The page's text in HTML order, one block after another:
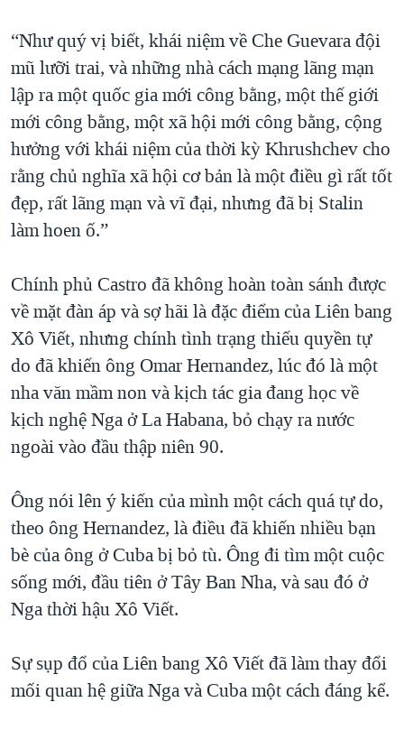
“Như quý vị biết, khái niệm về Che Guevara đội
mũ lưỡi trai, và những nhà cách mạng lãng mạn
lập ra một quốc gia mới công bằng, một thế giới
mới công bằng, một xã hội mới công bằng, cộng
hưởng với khái niệm của thời kỳ Khrushchev cho
rằng chủ nghĩa xã hội cơ bản là một điều gì rất tốt
đẹp, rất lãng mạn và vĩ đại, nhưng đã bị Stalin
làm hoen ố.”
Chính phủ Castro đã không hoàn toàn sánh được
về mặt đàn áp và sợ hãi là đặc điểm của Liên bang
Xô Viết, nhưng chính tình trạng thiếu quyền tự
do đã khiến ông Omar Hernandez, lúc đó là một
nha văn mầm non và kịch tác gia đang học về
kịch nghệ Nga ở La Habana, bỏ chạy ra nước
ngoài vào đầu thập niên 90.
Ông nói lên ý kiến của mình một cách quá tự do,
theo ông Hernandez, là điều đã khiến nhiều bạn
bè của ông ở Cuba bị bỏ tù. Ông đi tìm một cuộc
sống mới, đầu tiên ở Tây Ban Nha, và sau đó ở
Nga thời hậu Xô Viết.
Sự sụp đổ của Liên bang Xô Viết đã làm thay đổi
mối quan hệ giữa Nga và Cuba một cách đáng kể.